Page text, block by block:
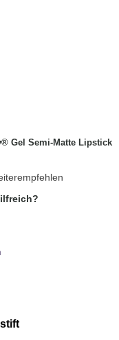
Gel Semi-Matte Lipstick